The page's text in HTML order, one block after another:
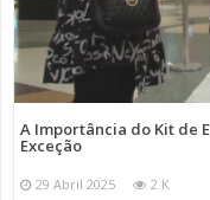
A Importância do Kit de
Exceção
29 Abril 2025 2 K